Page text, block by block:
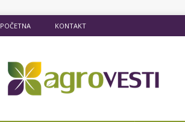
POČETNA KONTAKT